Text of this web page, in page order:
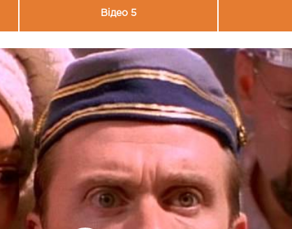
Відео 5